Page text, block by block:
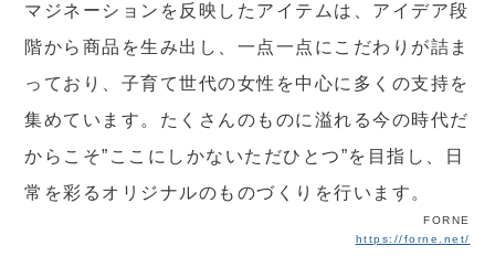
マジネーションを反映したアイテムは、アイデア段
階から商品を生み出し、一点一点にこだわりが詰ま
っており、子育て世代の女性を中心に多くの支持を
集めています。たくさんのものに溢れる今の時代だ
からこそ”ここにしかないただひとつ”を目指し、日
常を彩るオリジナルのものづくりを行います。
FORNE
https://forne.net/